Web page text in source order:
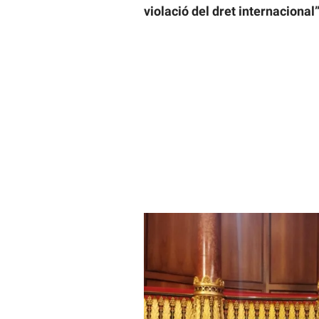
violació del dret internacional”